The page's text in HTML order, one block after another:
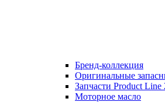
Бренд-коллекция
Оригинальные
Запчасти Product Line
Моторное масло